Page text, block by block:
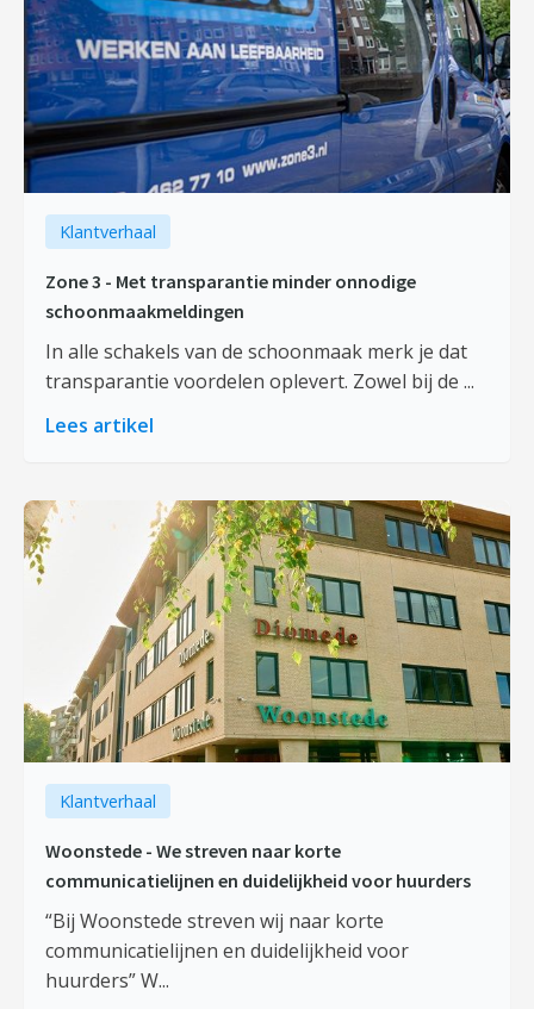
Klantverhaal
Zone 3 - Met transparantie minder onnodige
schoonmaakmeldingen
In alle schakels van de schoonmaak merk je dat
transparantie voordelen oplevert. Zowel bij de ...
Lees artikel
Klantverhaal
Woonstede - We streven naar korte
communicatielijnen en duidelijkheid voor huurders
“Bij Woonstede streven wij naar korte
communicatielijnen en duidelijkheid voor
huurders” W...